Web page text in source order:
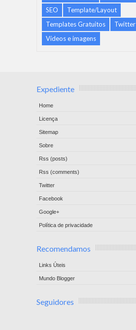
SEO
Template/Layout
Templates Gratuitos
Twitter
Vídeos e imagens
Expediente
Home
Licença
Sitemap
Sobre
Rss (posts)
Rss (comments)
Twitter
Facebook
Google+
Política de privacidade
Recomendamos
Links Úteis
Mundo Blogger
Seguidores